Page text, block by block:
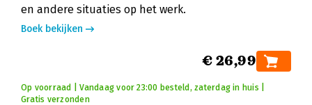
en andere situaties op het werk.
Boek bekijken
€ 26,99
Op voorraad | Vandaag voor 23:00 besteld, zaterdag in huis |
Gratis verzonden